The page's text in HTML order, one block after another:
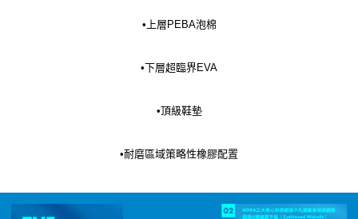
•上層PEBA泡棉
•下層超臨界EVA
•頂級鞋墊
•耐磨區域策略性橡膠配置